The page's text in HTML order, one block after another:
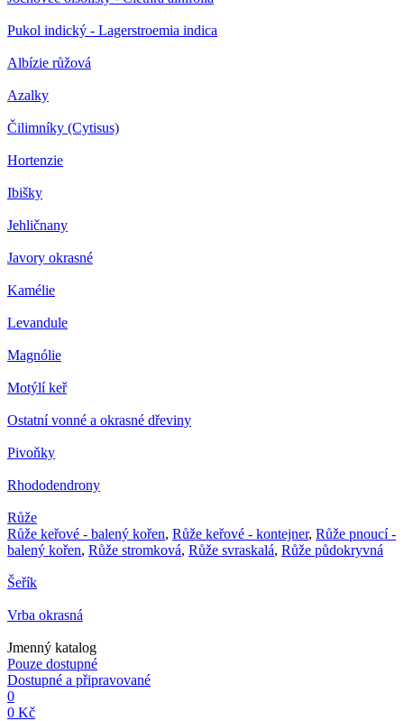
Pukol indický - Lagerstroemia indica
Albízie růžová
Azalky
Čilimníky (Cytisus)
Hortenzie
Ibišky
Jehličnany
Javory okrasné
Kamélie
Levandule
Magnólie
Motýlí keř
Ostatní vonné a okrasné dřeviny
Pivoňky
Rhododendrony
Růže
Růže keřové - balený kořen, Růže keřové - kontejner, Růže pnoucí -
balený kořen, Růže stromková, Růže svraskalá, Růže půdokryvná
Šeřík
Vrba okrasná
Jmenný katalog
Pouze dostupné
Dostupné a připravované
0
0 Kč